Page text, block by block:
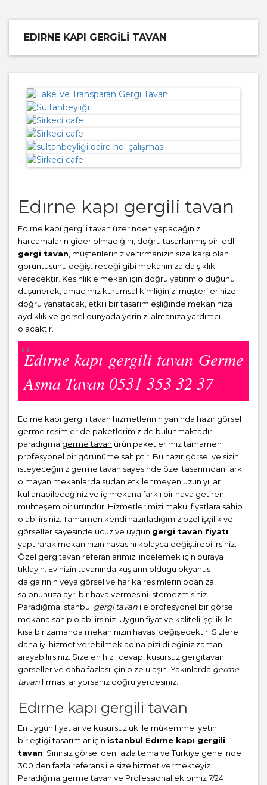
EDIRNE KAPI GERGILI TAVAN
Edırne kapı gergili tavan
Edırne kapı gergili tavan üzerinden yapacağınız
harcamaların gider olmadığını, doğru tasarlanmış bir ledli
gergi tavan , müşterileriniz ve firmanızın size karşı olan
görüntüsünü değiştireceği gibi mekanınıza da şıklık
verecektir. Kesinlikle mekan için doğru yatırım olduğunu
düşünerek; amacımız kurumsal kimliğinizi müşterilerinize
doğru yansıtacak, etkili bir tasarım eşliğinde mekanınıza
aydıklık ve görsel dünyada yerinizi almanıza yardımcı
olacaktır.
Edırne kapı gergili tavan Germe
Asma Tavan 0531 353 32 37
Edırne kapı gergili tavan hizmetlerinin yanında hazır görsel
germe resimler de paketlerimiz de bulunmaktadır.
paradigma germe tavan ürün paketlerimiz tamamen
profesyonel bir görünüme sahiptir. Bu hazır görsel ve sizin
isteyeceğiniz germe tavan sayesinde özel tasarımdan farkı
olmayan mekanlarda sudan etkilenmeyen uzun yıllar
kullanabileceğiniz ve iç mekana farklı bir hava getiren
muhteşem bir üründür. Hizmetlerimizi makul fiyatlara sahip
olabilirsiniz. Tamamen kendi hazırladığımız özel işçilik ve
görseller sayesinde ucuz ve uygun gergi tavan fiyatı
yaptırarak mekanınızın havasını kolayca değiştirebilirsiniz.
Özel gergitavan referanlarımızı incelemek için buraya
tıklayın. Evinizin tavanında kuşların oldugu okyanus
dalgalrının veya görsel ve harika resimlerin odanıza,
salonunuza ayrı bir hava vermesini istemezmisiniz.
Paradiğma istanbul gergi tavan ile profesyonel bir görsel
mekana sahip olabilirsiniz. Uygun fiyat ve kaliteli işçilik ile
kısa bir zamanda mekanınızın havası değişecektir. Sizlere
daha iyi hizmet verebilmek adına bizi dileğiniz zaman
arayabilirsiniz. Size en hızlı cevap, kusursuz gergitavan
görseller ve daha fazlası için bize ulaşın. Yakınlarda germe
tavanfirması arıyorsanız doğru yerdesiniz.
Edırne kapı gergili tavan
En uygun fiyatlar ve kusursuzluk ile mükemmeliyetin
birleştiği tasarımlar için istanbul Edırne kapı gergili
tavan . Sınırsız görsel den fazla tema ve Türkiye genelinde
300 den fazla referans ile size hizmet vermekteyiz.
Paradiğma germe tavan ve Professional ekibimiz 7/24